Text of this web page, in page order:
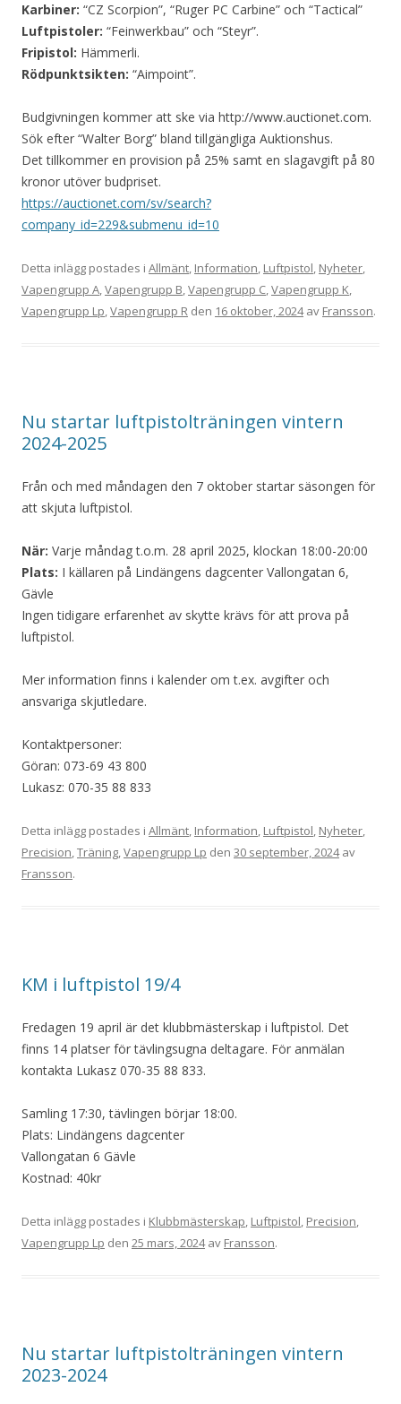
Karbiner: “CZ Scorpion”, “Ruger PC Carbine” och “Tactical”
Luftpistoler: “Feinwerkbau” och “Steyr”.
Fripistol: Hämmerli.
Rödpunktsikten: “Aimpoint”.
Budgivningen kommer att ske via http://www.auctionet.com.
Sök efter “Walter Borg” bland tillgängliga Auktionshus.
Det tillkommer en provision på 25% samt en slagavgift på 80
kronor utöver budpriset.
https://auctionet.com/sv/search?
company_id=229&submenu_id=10
Detta inlägg postades i Allmänt, Information, Luftpistol, Nyheter,
Vapengrupp A,Vapengrupp B,Vapengrupp C,Vapengrupp K,
Vapengrupp Lp,Vapengrupp R den 16 oktober, 2024av Fransson.
Nu startar luftpistolträningen vintern
2024-2025
Från och med måndagen den 7 oktober startar säsongen för
att skjuta luftpistol.
När: Varje måndag t.o.m. 28 april 2025, klockan 18:00-20:00
Plats: I källaren på Lindängens dagcenter Vallongatan 6,
Gävle
Ingen tidigare erfarenhet av skytte krävs för att prova på
luftpistol.
Mer information finns i kalender om t.ex. avgifter och
ansvariga skjutledare.
Kontaktpersoner:
Göran: 073-69 43 800
Lukasz: 070-35 88 833
Detta inlägg postades i Allmänt, Information, Luftpistol, Nyheter,
Precision,Träning,Vapengrupp Lp den 30 september, 2024av
Fransson.
KM i luftpistol 19/4
Fredagen 19 april är det klubbmästerskap i luftpistol. Det
finns 14 platser för tävlingsugna deltagare. För anmälan
kontakta Lukasz 070-35 88 833.
Samling 17:30, tävlingen börjar 18:00.
Plats: Lindängens dagcenter
Vallongatan 6 Gävle
Kostnad: 40kr
Detta inlägg postades i Klubbmästerskap, Luftpistol, Precision,
Vapengrupp Lp den 25 mars, 2024av Fransson.
Nu startar luftpistolträningen vintern
2023-2024